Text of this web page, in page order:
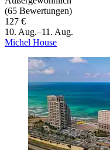
(65 Bewertungen)
127 €
10. Aug.–11. Aug.
Michel House